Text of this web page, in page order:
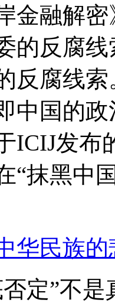
金融解
的反腐
反腐线
中国的
ICIJ发布
“抹黑中
华民族的
定”不